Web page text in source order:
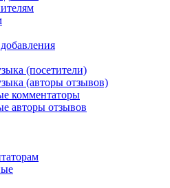
(посетители)
(авторы отзывов)
комментаторы
авторы отзывов